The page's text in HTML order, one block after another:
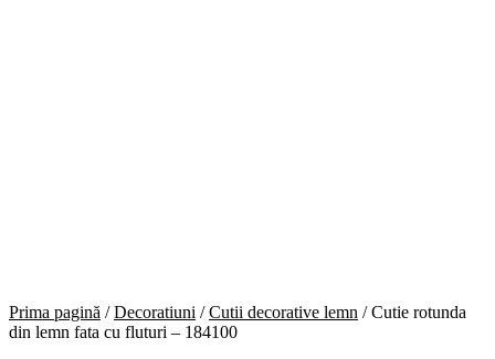
Prima pagină /Decoratiuni /Cutii decorative lemn /Cutie rotunda
din lemn fata cu fluturi – 184100